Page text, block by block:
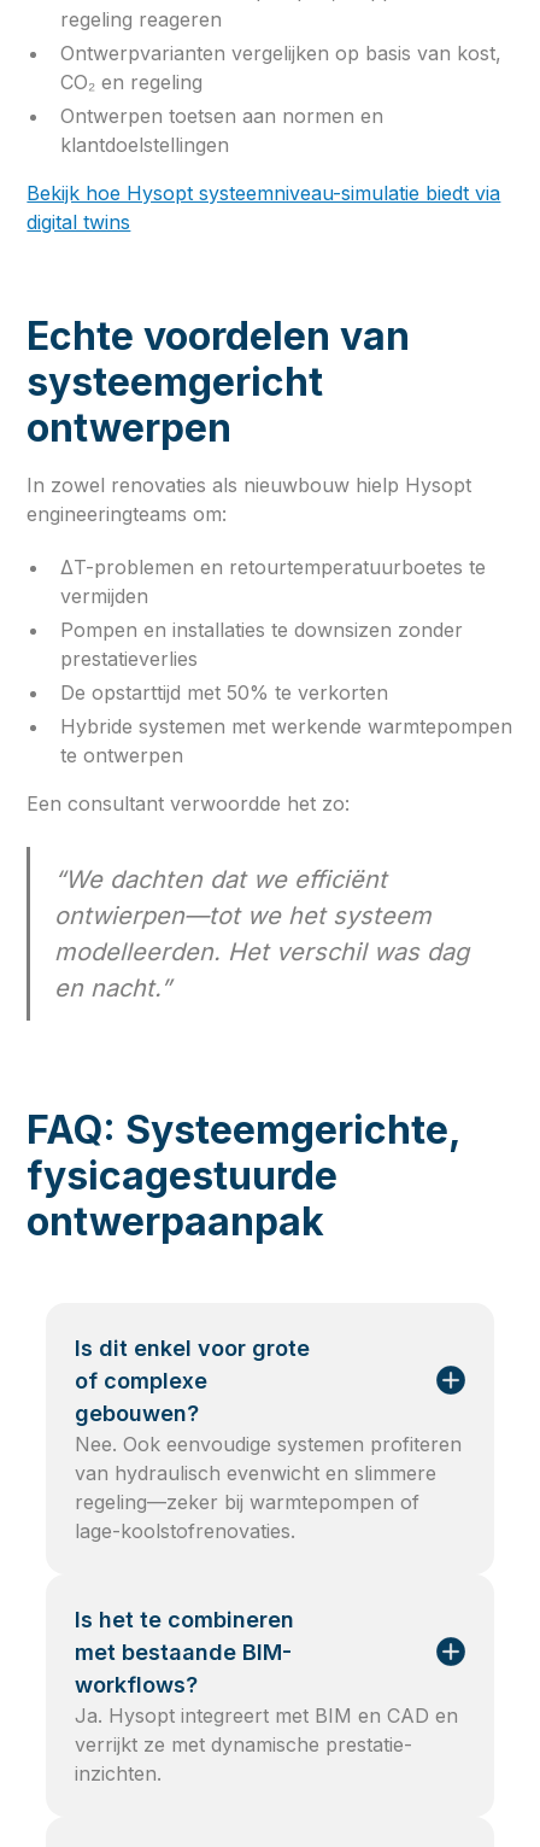
regeling reageren
Ontwerpvarianten vergelijken op basis van kost,
CO₂ en regeling
Ontwerpen toetsen aan normen en
klantdoelstellingen
Bekijk hoe Hysopt systeemniveau-simulatie biedt via
digital twins
Echte voordelen van
systeemgericht
ontwerpen
In zowel renovaties als nieuwbouw hielp Hysopt
engineeringteams om:
ΔT-problemen en retourtemperatuurboetes te
vermijden
Pompen en installaties te downsizen zonder
prestatieverlies
De opstarttijd met 50% te verkorten
Hybride systemen met werkende warmtepompen
te ontwerpen
Een consultant verwoordde het zo:
“We dachten dat we efficiënt
ontwierpen—tot we het systeem
modelleerden. Het verschil was dag
en nacht.”
FAQ: Systeemgerichte,
fysicagestuurde
ontwerpaanpak
Is dit enkel voor grote
of complexe
gebouwen?
Nee. Ook eenvoudige systemen profiteren
van hydraulisch evenwicht en slimmere
regeling—zeker bij warmtepompen of
lage-koolstofrenovaties.
Is het te combineren
met bestaande BIM-
workflows?
Ja. Hysopt integreert met BIM en CAD en
verrijkt ze met dynamische prestatie-
inzichten.